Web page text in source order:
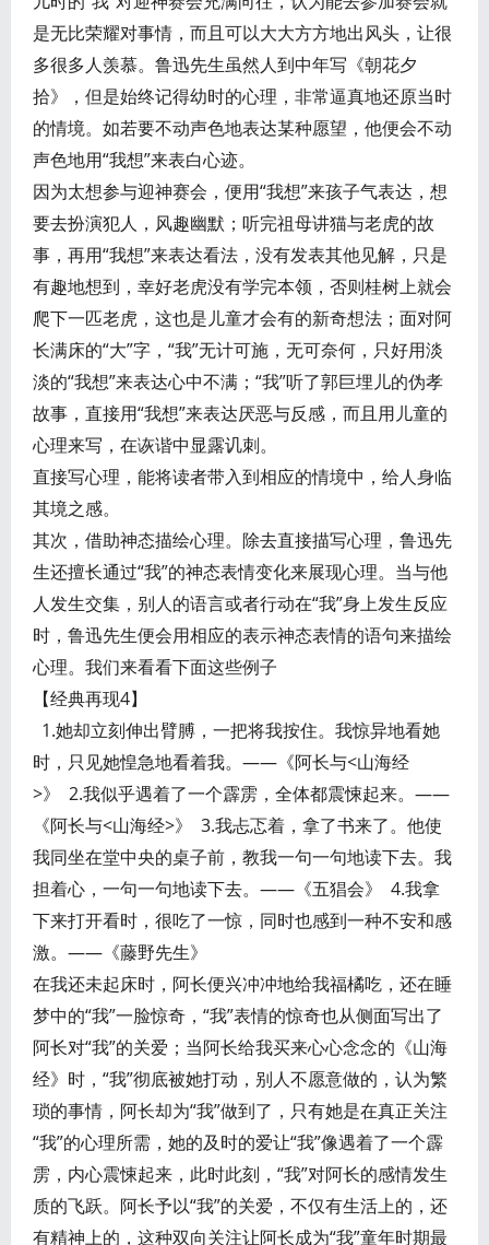
是无比荣耀对事情，而且可以大大方方地出风头，让很
多很多人羡慕。鲁迅先生虽然人到中年写《朝花夕
拾》，但是始终记得幼时的心理，非常逼真地还原当时
的情境。如若要不动声色地表达某种愿望，他便会不动
声色地用“我想”来表白心迹。
因为太想参与迎神赛会，便用“我想”来孩子气表达，想
要去扮演犯人，风趣幽默；听完祖母讲猫与老虎的故
事，再用“我想”来表达看法，没有发表其他见解，只是
有趣地想到，幸好老虎没有学完本领，否则桂树上就会
爬下一匹老虎，这也是儿童才会有的新奇想法；面对阿
长满床的“大”字，“我”无计可施，无可奈何，只好用淡
淡的“我想”来表达心中不满；“我”听了郭巨埋儿的伪孝
故事，直接用“我想”来表达厌恶与反感，而且用儿童的
心理来写，在诙谐中显露讥刺。
直接写心理，能将读者带入到相应的情境中，给人身临
其境之感。
其次，借助神态描绘心理。除去直接描写心理，鲁迅先
生还擅长通过“我”的神态表情变化来展现心理。当与他
人发生交集，别人的语言或者行动在“我”身上发生反应
时，鲁迅先生便会用相应的表示神态表情的语句来描绘
心理。我们来看看下面这些例子
【经典再现4】
1.她却立刻伸出臂膊，一把将我按住。我惊异地看她
时，只见她惶急地看着我。——《阿长与<山海经
>》 2.我似乎遇着了一个霹雳，全体都震悚起来。——
《阿长与<山海经>》 3.我忐忑着，拿了书来了。他使
我同坐在堂中央的桌子前，教我一句一句地读下去。我
担着心，一句一句地读下去。——《五猖会》 4.我拿
下来打开看时，很吃了一惊，同时也感到一种不安和感
激。——《藤野先生》
在我还未起床时，阿长便兴冲冲地给我福橘吃，还在睡
梦中的“我”一脸惊奇，“我”表情的惊奇也从侧面写出了
阿长对“我”的关爱；当阿长给我买来心心念念的《山海
经》时，“我”彻底被她打动，别人不愿意做的，认为繁
琐的事情，阿长却为“我”做到了，只有她是在真正关注
“我”的心理所需，她的及时的爱让“我”像遇着了一个霹
雳，内心震悚起来，此时此刻，“我”对阿长的感情发生
质的飞跃。阿长予以“我”的关爱，不仅有生活上的，还
有精神上的，这种双向关注让阿长成为“我”童年时期最